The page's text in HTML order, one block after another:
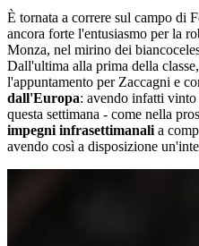
È tornata a correre sul campo di
ancora forte l'entusiasmo per la
Monza, nel mirino dei
Dall'ultima alla prima della
l'appuntamento per Zaccagni e
dall'Europa: avendo infatti
questa settimana - come nella
impegni infrasettimanali a
avendo così a disposizione